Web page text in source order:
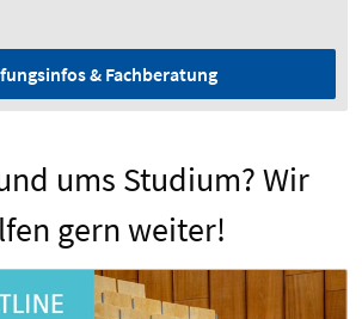
& Fachberatung
ums Studium? Wir
gern weiter!